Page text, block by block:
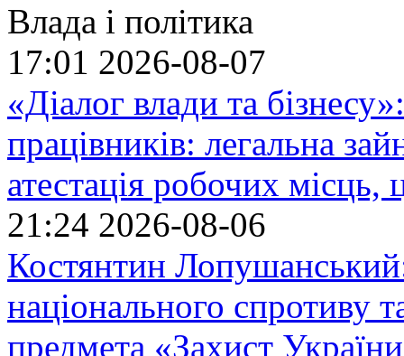
Влада і політика
17:01 2026-08-07
«Діалог влади та
працівників: легальна
атестація робочих місць,
21:24 2026-08-06
Костянтин
національного спротиву
предмета «Захист